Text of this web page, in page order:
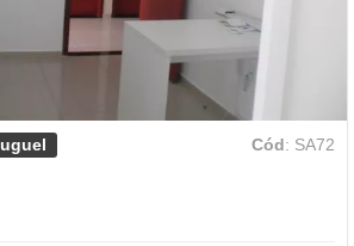
Cód: SA72